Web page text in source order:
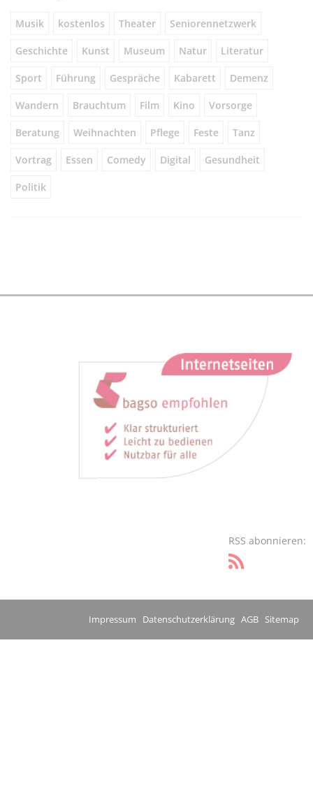
Musik kostenlos Theater Seniorennetzwerk
Geschichte Kunst Museum Natur Literatur
Sport Führung Gespräche Kabarett Demenz
Wandern Brauchtum Film Kino Vorsorge
Beratung Weihnachten Pflege Feste Tanz
Vortrag Essen Comedy Digital Gesundheit
Politik
RSS abonnieren:
Impressum Datenschutzerklärung AGB Sitemap